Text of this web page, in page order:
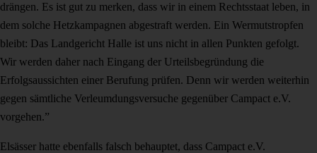
drängen. Es ist gut zu merken, dass wir in einem Rechtsstaat leben, in
dem solche Hetzkampagnen abgestraft werden. Ein Wermutstropfen
bleibt: Das Landgericht Halle ist uns nicht in allen Punkten gefolgt.
Wir werden daher nach Eingang der Urteilsbegründung die
Erfolgsaussichten einer Berufung prüfen. Denn wir werden weiterhin
gegen sämtliche Verleumdungsversuche gegenüber Campact e.V.
vorgehen.”
Elsässer hatte ebenfalls falsch behauptet, dass Campact e.V.